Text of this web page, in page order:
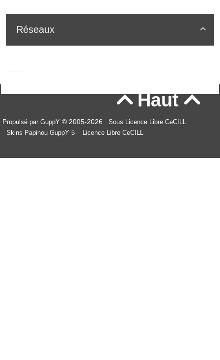

Réseaux
Haut
Propulsé par GuppY © 2005-2026
Sous Licence Libre CeCILL
Skins Papinou GuppY 5
Licence Libre CeCILL